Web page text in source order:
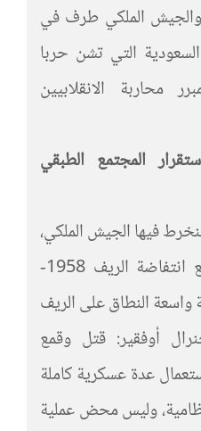
ومنذ 25 مارس 2015 والجيش الملكي طرف في
السعودية التي تشن حربا
محاربة الانقلابيين
المجتمع الطبقي
فيها الجيش الملكي،
عملية داخلية. وهي قمع انتفاضة الريف 1958-
واسعة النطاق على الريف
أوفقير: قتل وقمع
عدة عسكرية كاملة
وليس محض عملية